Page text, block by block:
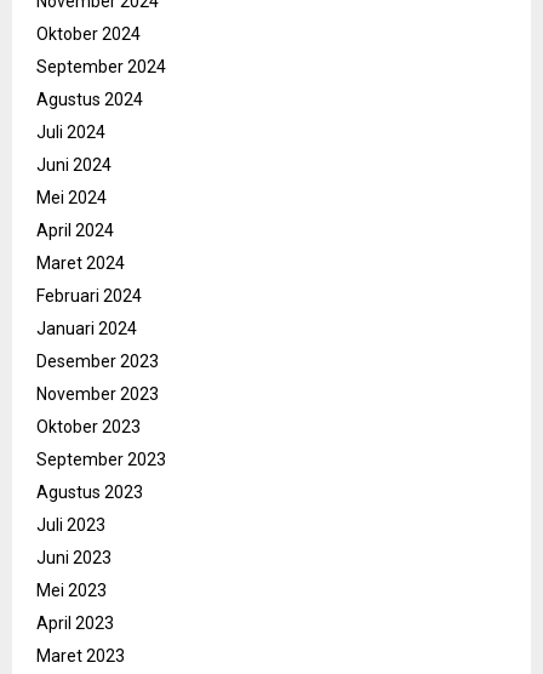
Oktober 2024
September 2024
Agustus 2024
Juli 2024
Juni 2024
Mei 2024
April 2024
Maret 2024
Februari 2024
Januari 2024
Desember 2023
November 2023
Oktober 2023
September 2023
Agustus 2023
Juli 2023
Juni 2023
Mei 2023
April 2023
Maret 2023